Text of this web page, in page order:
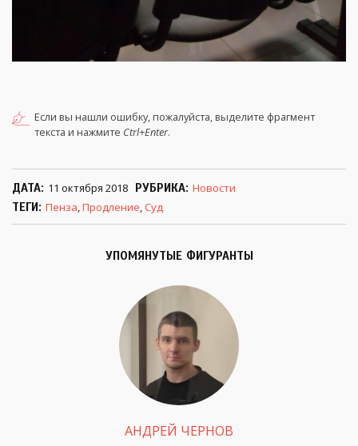
УПОМЯНУТЫЕ ФИГУРАНТЫ
АНДРЕЙ ЧЕРНОВ
Если вы нашли ошибку, пожалуйста, выделите фрагмент
текста и нажмите Ctrl+Enter.
ДАТА 11 октября 2018 РУБРИКА Новости
ТЕГИ
Пенза,Продление,Суд